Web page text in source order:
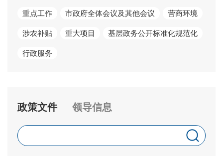
重点工作 市政府全体会议及其他会议 营商环境
涉农补贴 重大项目 基层政务公开标准化规范化
行政服务
政策文件 领导信息